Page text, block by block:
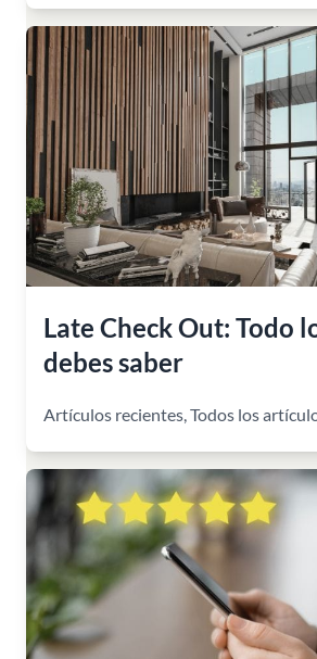
Late Check Out: Todo
debes saber
Artículos recientes,Todos los